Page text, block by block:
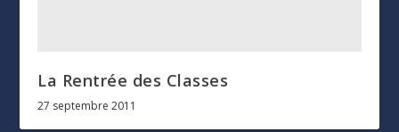
La Rentrée des Classes
27 septembre 2011